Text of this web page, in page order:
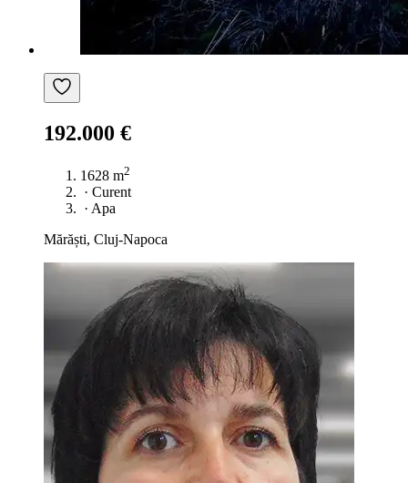
192.000 €
1628 m2
· Curent
· Apa
Mărăști, Cluj-Napoca